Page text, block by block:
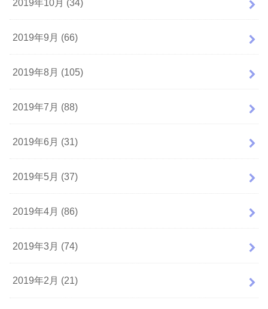
2019年10月 (34)
2019年9月 (66)
2019年8月 (105)
2019年7月 (88)
2019年6月 (31)
2019年5月 (37)
2019年4月 (86)
2019年3月 (74)
2019年2月 (21)